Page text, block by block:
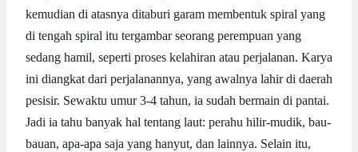
kemudian di atasnya ditaburi garam membentuk spiral yang
di tengah spiral itu tergambar seorang perempuan yang
sedang hamil, seperti proses kelahiran atau perjalanan. Karya
ini diangkat dari perjalanannya, yang awalnya lahir di daerah
pesisir. Sewaktu umur 3-4 tahun, ia sudah bermain di pantai.
Jadi ia tahu banyak hal tentang laut: perahu hilir-mudik, bau-
bauan, apa-apa saja yang hanyut, dan lainnya. Selain itu,